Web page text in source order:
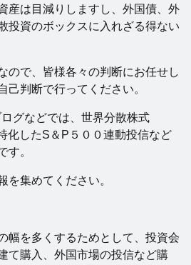
産は目減りしますし、外国債、外
投資のボックスに入れざる得ない
ので、皆様各々の判断にお任せし
己判断で行ってください。
グなどでは、世界分散株式
化したS＆P５００連動投信など
す。
を集めてください。
幅を多くするためとして、投資会
て購入、外国市場の投信など購